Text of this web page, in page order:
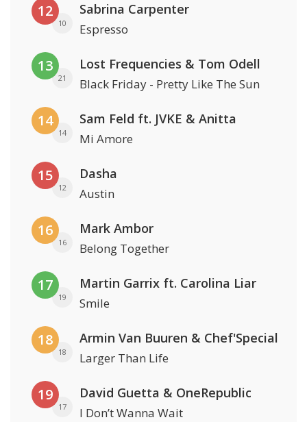
12
10
Sabrina Carpenter
Espresso
13
21
Lost Frequencies & Tom Odell
Black Friday - Pretty Like The Sun
14
14
Sam Feld ft. JVKE & Anitta
Mi Amore
15
12
Dasha
Austin
16
16
Mark Ambor
Belong Together
17
19
Martin Garrix ft. Carolina Liar
Smile
18
18
Armin Van Buuren & Chef'Special
Larger Than Life
19
17
David Guetta & OneRepublic
I Don’t Wanna Wait